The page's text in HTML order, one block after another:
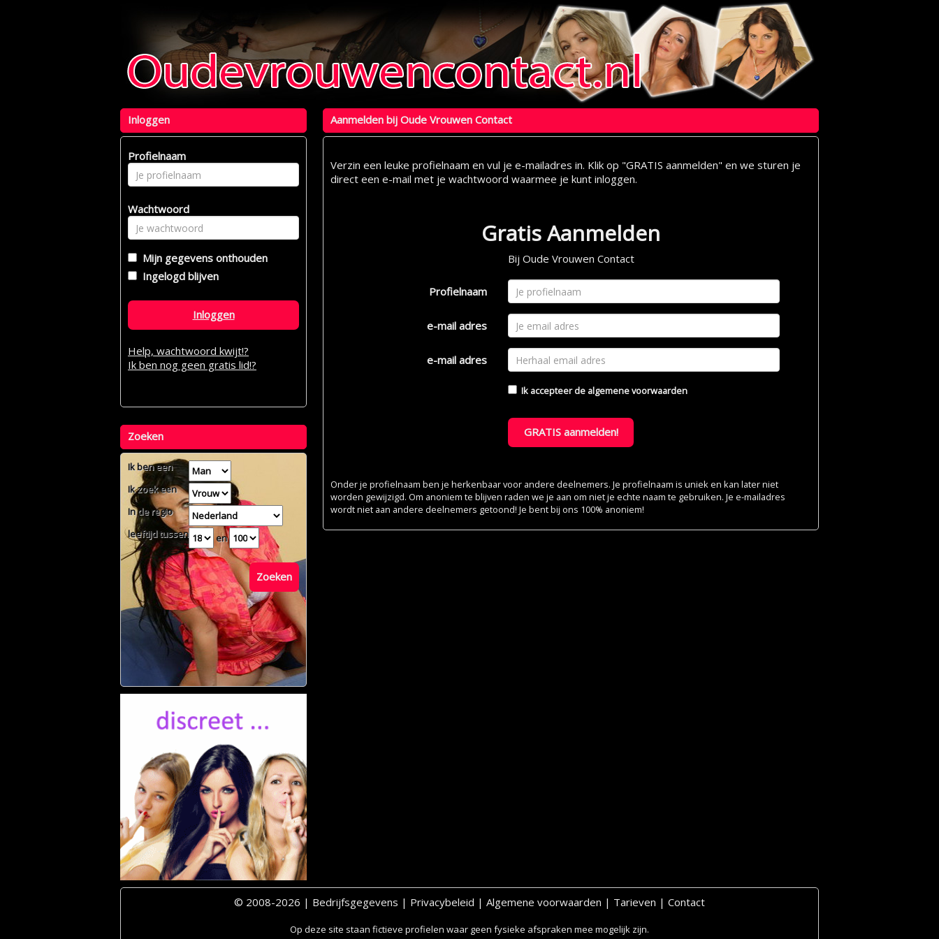
Aanmelden bij Oude Vrouwen Contact
Verzin een leuke profielnaam en vul je e-mailadres in. Klik op "GRATIS aanmelden" en we sturen je
direct een e-mail met je wachtwoord waarmee je kunt inloggen.
Gratis Aanmelden
Bij Oude Vrouwen Contact
Profielnaam
e-mail adres
e-mail adres
Ik accepteer de algemene voorwaarden
GRATIS aanmelden!
Onder je profielnaam ben je herkenbaar voor andere deelnemers. Je profielnaam is uniek en kan later niet
worden gewijzigd. Om anoniem te blijven raden we je aan om niet je echte naam te gebruiken. Je e-mailadres
wordt niet aan andere deelnemers getoond! Je bent bij ons 100% anoniem!
Inloggen
Profielnaam
Wachtwoord
Mijn gegevens onthouden
Ingelogd blijven
Inloggen
Help, wachtwoord kwijt!?
Ik ben nog geen gratis lid!?
Zoeken
Ik ben een
Ik zoek een
In de regio
leeftijd tussen
en
Zoeken
© 2008-2026 | Bedrijfsgegevens | Privacybeleid | Algemene voorwaarden | Tarieven | Contact
Op deze site staan fictieve profielen waar geen fysieke afspraken mee mogelijk zijn.